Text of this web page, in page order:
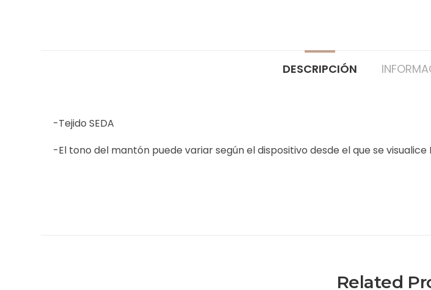
DESCRIPCIÓN
-Tejido SEDA
-El tono del mantón puede variar según el dispositivo desde el que se visualice
Related